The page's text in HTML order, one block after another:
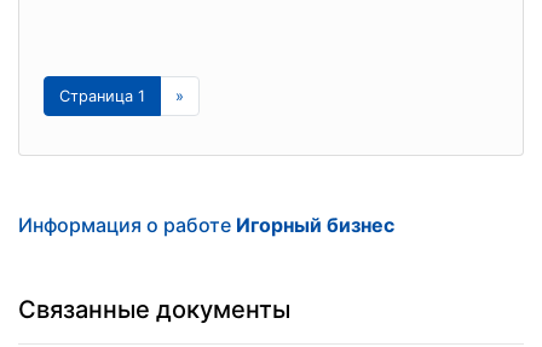
Страница 1 »
Информация о работе Игорный бизнес
Связанные документы